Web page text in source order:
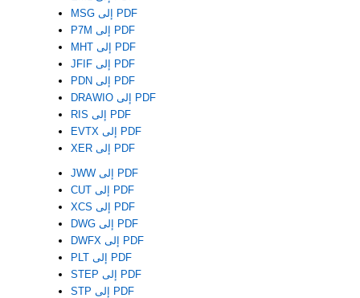
MSG إلى PDF
P7M إلى PDF
MHT إلى PDF
JFIF إلى PDF
PDN إلى PDF
DRAWIO إلى PDF
RIS إلى PDF
EVTX إلى PDF
XER إلى PDF
JWW إلى PDF
CUT إلى PDF
XCS إلى PDF
DWG إلى PDF
DWFX إلى PDF
PLT إلى PDF
STEP إلى PDF
STP إلى PDF